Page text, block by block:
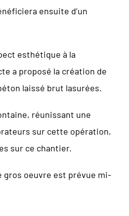
ensuite d’un
esthétique à la
a proposé la création de
laissé brut lasurées.
réunissant une
sur cette opération,
sur ce chantier.
gros oeuvre est prévue mi-